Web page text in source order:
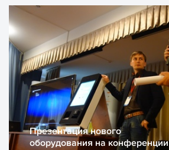
Презентация нового
оборудования на конференции